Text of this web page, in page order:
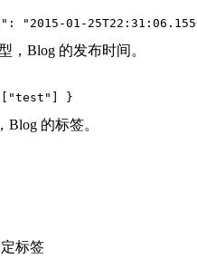
，Blog 的发布时间。
Blog 的标签。
标签